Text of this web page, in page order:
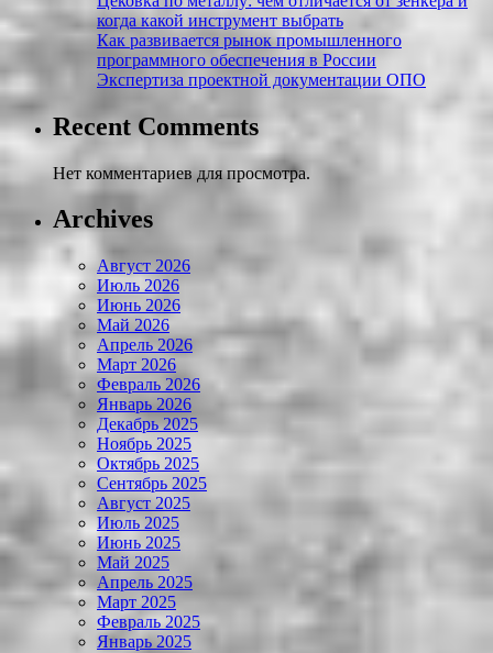
когда какой инструмент выбрать
Как развивается рынок промышленного
программного обеспечения в России
Экспертиза проектной документации ОПО
Recent Comments
Нет комментариев для просмотра.
Archives
Август 2026
Июль 2026
Июнь 2026
Май 2026
Апрель 2026
Март 2026
Февраль 2026
Январь 2026
Декабрь 2025
Ноябрь 2025
Октябрь 2025
Сентябрь 2025
Август 2025
Июль 2025
Июнь 2025
Май 2025
Апрель 2025
Март 2025
Февраль 2025
Январь 2025